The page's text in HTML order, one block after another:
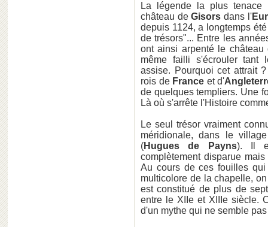
La légende la plus tenace
château deGisors dans l'
depuis 1124, a longtemps
de trésors"... Entre les
ont ainsi arpenté le
même failli s'écrouler tant
assise. Pourquoi cet attrait
rois de France et d'
de quelques templiers. Une
Là où s'arrête l'Histoire
Le seul trésor vraiment
méridionale, dans le
(Hugues de Payns). Il
complètement disparue
Au cours de ces fouilles
multicolore de la chapelle,
est constitué de plus de
entre le XIIe et XIIIe siècle.
d'un mythe qui ne semble